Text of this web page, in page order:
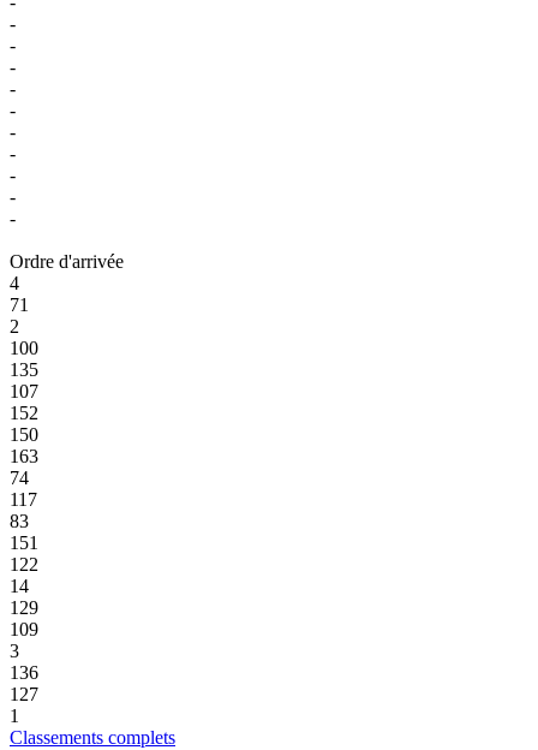
-
-
-
-
-
-
-
-
-
-
Ordre d'arrivée
4
71
2
100
135
107
152
150
163
74
117
83
151
122
14
129
109
3
136
127
1
Classements complets